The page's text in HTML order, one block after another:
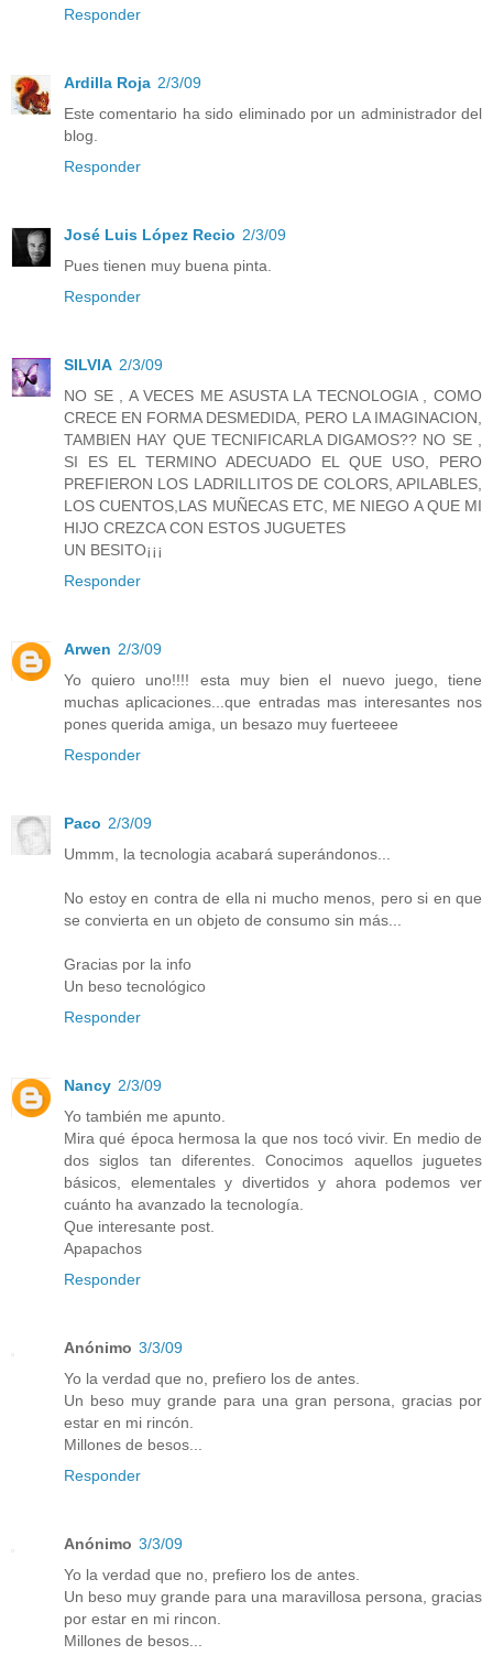
Responder
Ardilla Roja 2/3/09
Este comentario ha sido eliminado por un administrador del
blog.
Responder
José Luis López Recio 2/3/09
Pues tienen muy buena pinta.
Responder
SILVIA 2/3/09
NO SE , A VECES ME ASUSTA LA TECNOLOGIA , COMO
CRECE EN FORMA DESMEDIDA, PERO LA IMAGINACION,
TAMBIEN HAY QUE TECNIFICARLA DIGAMOS?? NO SE ,
SI ES EL TERMINO ADECUADO EL QUE USO, PERO
PREFIERON LOS LADRILLITOS DE COLORS, APILABLES,
LOS CUENTOS,LAS MUÑECAS ETC, ME NIEGO A QUE MI
HIJO CREZCA CON ESTOS JUGUETES
UN BESITO¡¡¡
Responder
Arwen 2/3/09
Yo quiero uno!!!! esta muy bien el nuevo juego, tiene
muchas aplicaciones...que entradas mas interesantes nos
pones querida amiga, un besazo muy fuerteeee
Responder
Paco 2/3/09
Ummm, la tecnologia acabará superándonos...
No estoy en contra de ella ni mucho menos, pero si en que
se convierta en un objeto de consumo sin más...
Gracias por la info
Un beso tecnológico
Responder
Nancy 2/3/09
Yo también me apunto.
Mira qué época hermosa la que nos tocó vivir. En medio de
dos siglos tan diferentes. Conocimos aquellos juguetes
básicos, elementales y divertidos y ahora podemos ver
cuánto ha avanzado la tecnología.
Que interesante post.
Apapachos
Responder
Anónimo 3/3/09
Yo la verdad que no, prefiero los de antes.
Un beso muy grande para una gran persona, gracias por
estar en mi rincón.
Millones de besos...
Responder
Anónimo 3/3/09
Yo la verdad que no, prefiero los de antes.
Un beso muy grande para una maravillosa persona, gracias
por estar en mi rincon.
Millones de besos...